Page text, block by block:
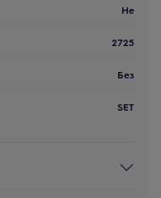
Не
2725
Без
SET